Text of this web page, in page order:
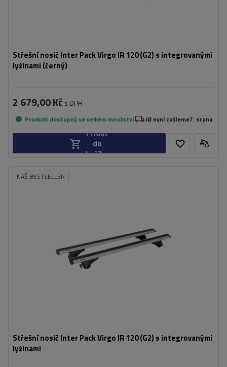
Střešní nosič Inter Pack Virgo IR 120 (G2) s integrovanými
lyžinami (černý)
2 679,00 Kč s DPH
Produkt dostupný ve velkém množství Již nyní zašleme7. srpna
Přidat
do
košíku
NÁŠ BESTSELLER
Střešní nosič Inter Pack Virgo IR 120 (G2) s integrovanými
lyžinami